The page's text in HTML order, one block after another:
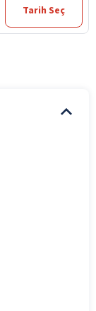
Tarih Seç